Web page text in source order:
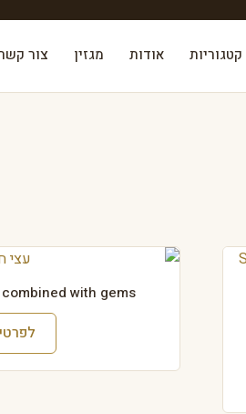
קטגוריות אודות מגזין צור
with gems